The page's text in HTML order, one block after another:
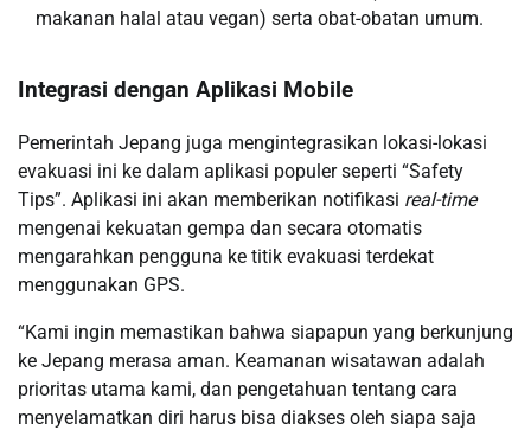
makanan halal atau vegan) serta obat-obatan umum.
Integrasi dengan Aplikasi Mobile
Pemerintah Jepang juga mengintegrasikan lokasi-lokasi
evakuasi ini ke dalam aplikasi populer seperti “Safety
Tips”. Aplikasi ini akan memberikan notifikasi real-time
mengenai kekuatan gempa dan secara otomatis
mengarahkan pengguna ke titik evakuasi terdekat
menggunakan GPS.
“Kami ingin memastikan bahwa siapapun yang berkunjung
ke Jepang merasa aman. Keamanan wisatawan adalah
prioritas utama kami, dan pengetahuan tentang cara
menyelamatkan diri harus bisa diakses oleh siapa saja